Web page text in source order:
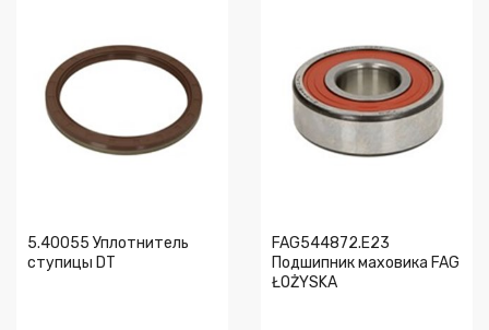
5.40055 Уплотнитель
ступицы DT
FAG544872.E23
Подшипник маховика FAG
ŁOŻYSKA